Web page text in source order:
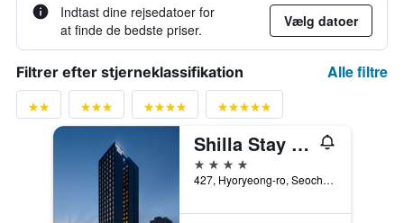
Indtast dine rejsedatoer for
at finde de bedste priser.
Vælg datoer
Filtrer efter stjerneklassifikation Alle filtre
Shilla Stay Seocho Gangnam Station
4 stjerner
427, Hyoryeong-ro, Seocho-gu, Seoul, Sydkorea